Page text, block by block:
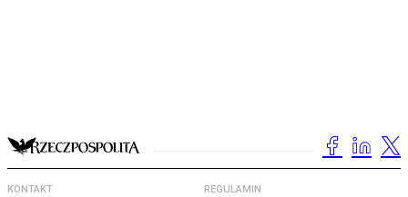
KONTAKT REGULAMIN